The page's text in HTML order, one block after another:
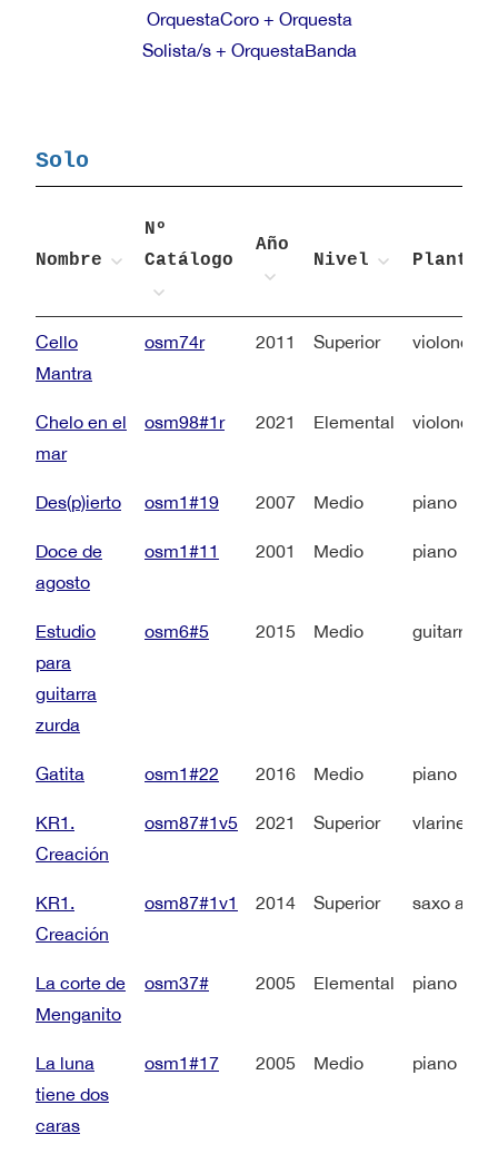
OrquestaCoro + Orquesta
Solista/s + OrquestaBanda
Solo
Nombre
Nº
Catálogo
Año
Nivel
Cello
Mantra
osm74r 2011 Superior
Chelo en el
mar
osm98#1r 2021 Elemental
Des(p)ierto osm1#19 2007 Medio piano
Doce de
agosto
osm1#11 2001 Medio piano
Estudio
para
guitarra
zurda
osm6#5 2015 Medio guitarra
Gatita osm1#22 2016 Medio piano
KR1.
Creación
osm87#1v5 2021 Superior vlarinete
KR1.
Creación
osm87#1v1 2014 Superior saxo alto
La corte de
Menganito
osm37# 2005 Elemental piano
La luna
tiene dos
caras
osm1#17 2005 Medio piano